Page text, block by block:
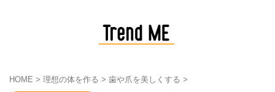
HOME > 理想の体を作る > 歯や爪を美しくする >